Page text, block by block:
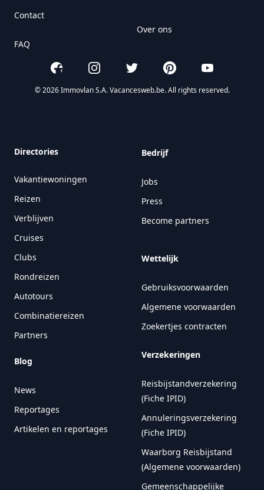
Contact
FAQ
Over ons
FacebookInstagramTwitter PinterestYouTube
© 2026 Immovlan S.A. Vacancesweb.be. All rights reserved.
Directories
Vakantiewoningen
Reizen
Verblijven
Cruises
Clubs
Rondreizen
Autotours
Combinatiereizen
Partners
Blog
News
Reportages
Artikelen en reportages
Bedrijf
Jobs
Press
Become partners
Wettelijk
Gebruiksvoorwaarden
Algemene voorwaarden
Zoekertjes contracten
Verzekeringen
Reisbijstandverzekering
(Fiche IPID)
Annuleringsverzekering
(Fiche IPID)
Waarborg Reisbijstand
(Algemene voorwaarden)
Gemeenschappelijke